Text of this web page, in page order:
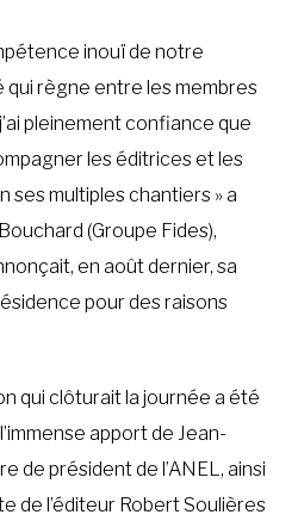
inouï de notre
qui règne entre les membres
pleinement confiance que
les éditrices et les
ses multiples chantiers » a
(Groupe Fides),
en août dernier, sa
pour des raisons
qui clôturait la journée a été
apport de Jean-
de président de l’ANEL, ainsi
de l’éditeur Robert Soulières